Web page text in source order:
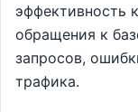
эффективность
обращения к
запросов,
трафика.